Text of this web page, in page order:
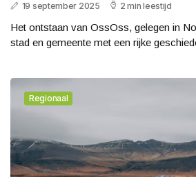
19 september 2025 2 min leestijd
Het ontstaan van OssOss, gelegen in
stad en gemeente met een rijke
Regionaal